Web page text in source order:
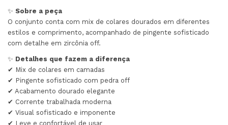
✨ Sobre a peça
O conjunto conta com mix de colares dourados em diferentes
estilos e comprimento, acompanhado de pingente sofisticado
com detalhe em zircônia off.
✨ Detalhes que fazem a diferença
✔ Mix de colares em camadas
✔ Pingente sofisticado com pedra off
✔ Acabamento dourado elegante
✔ Corrente trabalhada moderna
✔ Visual sofisticado e imponente
✔ Leve e confortável de usar